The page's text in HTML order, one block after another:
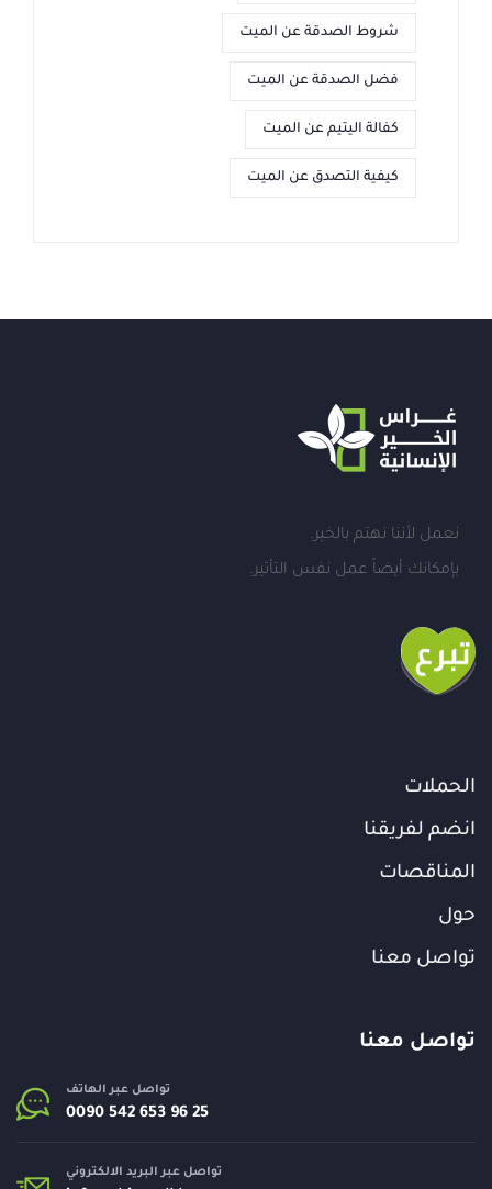
شروط الصدقة عن الميت
فضل الصدقة عن الميت
كفالة اليتيم عن الميت
كيفية التصدق عن الميت
نعمل لأننا نهتم بالخير.
بإمكانك أيضاً عمل نفس التأثير.
الحملات
انضم لفريقنا
المناقصات
حول
تواصل معنا
تواصل معنا
تواصل عبر الهاتف
تواصل عبر البريد الالكتروني